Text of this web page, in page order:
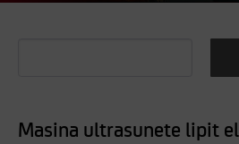
Masina ultrasunete lipit